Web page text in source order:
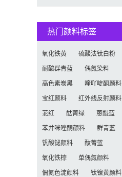
热门颜料标签
氧化铁黄 硫酸法钛白粉
耐酸群青蓝 偶氮染料
高色素炭黑 喹吖啶酮颜料
宝红颜料 红外线反射颜料
苝红 酞菁绿 蒽醌蓝
苯并咪唑酮颜料 群青蓝
钒酸铋颜料 酞菁蓝
氧化铁棕 单偶氮颜料
偶氮色淀颜料 钛镍黄颜料